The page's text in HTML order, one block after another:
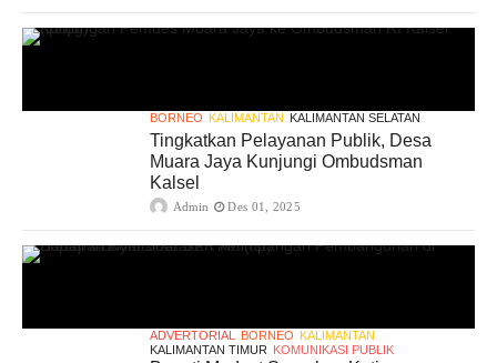
BORNEO KALIMANTAN KALIMANTAN SELATAN
Tingkatkan Pelayanan Publik, Desa
Muara Jaya Kunjungi Ombudsman
Kalsel
Admin Des 01, 2025
ADVERTORIAL BORNEO KALIMANTAN
KALIMANTAN TIMUR KOMUNIKASI PUBLIK